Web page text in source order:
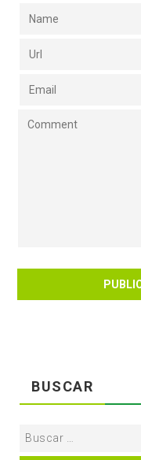
BUSCAR